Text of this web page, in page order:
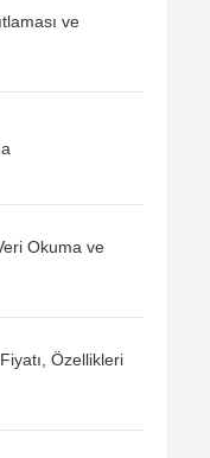
ve
Okuma ve
Özellikleri